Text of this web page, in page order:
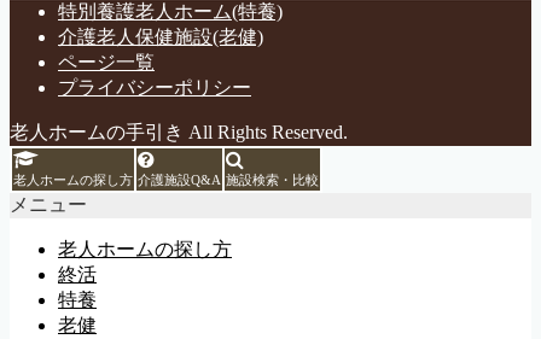
特別養護老人ホーム(特養)
介護老人保健施設(老健)
ページ一覧
プライバシーポリシー
老人ホームの手引き All Rights Reserved.
老人ホームの探し方 介護施設Q&A 施設検索・比較
メニュー
老人ホームの探し方
終活
特養
老健